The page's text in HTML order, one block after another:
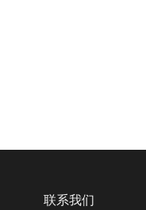
联系我们